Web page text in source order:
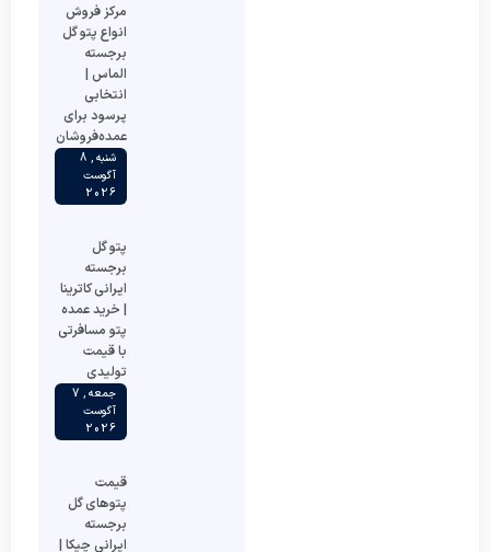
مرکز فروش
انواع پتو گل
برجسته
الماس |
انتخابی
پرسود برای
عمده‌فروشان
شنبه , 8
آگوست
2026
پتو گل
برجسته
ایرانی کاترینا
| خرید عمده
پتو مسافرتی
با قیمت
تولیدی
جمعه , 7
آگوست
2026
قیمت
پتوهای گل
برجسته
ایرانی چیکا |